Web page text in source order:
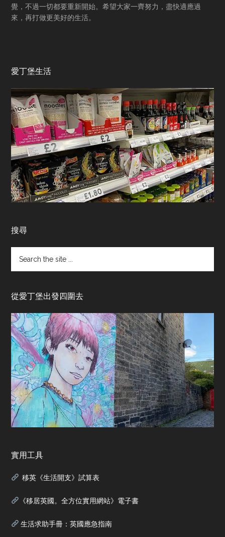
覺，不過一切都要重新開始。希望大家一齊努力，盡快適應過
來，再打做更美好的生活。
愛丁堡生活
搜尋
the
從愛丁堡出發四圍去
實用工具
移英《生活開支》試算表
《移居英國。全方位實用網站》電子書
生活求助手冊：英國應急指南